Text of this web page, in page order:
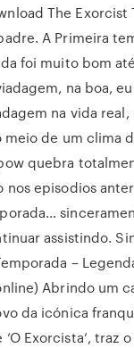
The Exorcist
A Primeira
foi muito bom
na boa,
na vida real,
meio de um clima
quebra
nos episodios
assistindo.
–
Abrindo um
da icónica
Exorcista‘, traz